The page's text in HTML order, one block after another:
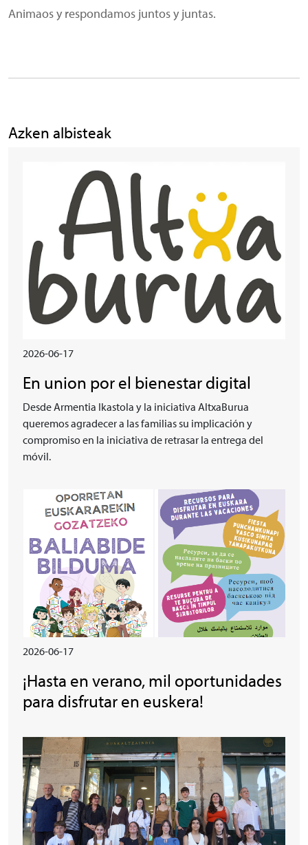
Animaos y respondamos juntos y juntas.
Azken albisteak
2026-06-17
En union por el bienestar digital
Desde Armentia Ikastola y la iniciativa AltxaBurua
queremos agradecer a las familias su implicación y
compromiso en la iniciativa de retrasar la entrega del
móvil.
2026-06-17
¡Hasta en verano, mil oportunidades
para disfrutar en euskera!
Irudia